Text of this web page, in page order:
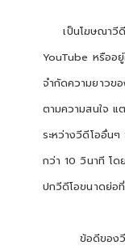
เป็นโฆษณาวี
YouTube หรืออยู่
จำกัดความยาวข
ตามความสนใจ แ
ระหว่างวีดีโออื่น
กว่า 10 วินาที โ
ปกวีดีโอขนาดย่อที่
ข้อดีของวี